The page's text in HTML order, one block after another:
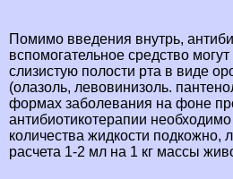
Помимо введения внутрь,
вспомогательное средство
слизистую полости рта в виде
(олазоль, левовинизоль.
формах заболевания на фоне
антибиотикотерапии
количества жидкости подкожно,
расчета 1-2 мл на 1 кг массы